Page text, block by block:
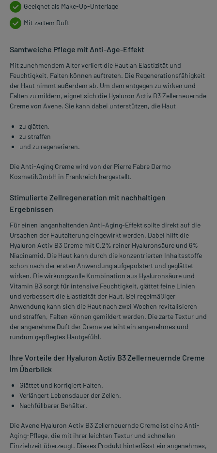
Geeignet als Make-Up-Unterlage
Mit zartem Duft
Samtweiche Pflege mit Anti-Age-Effekt
Mit zunehmendem Alter verliert die Haut an Elastizität und
Feuchtigkeit, Falten können auftreten. Die Regenerationsfähigkeit
der Haut nimmt außerdem ab. Um dem entgegen zu wirken und
Falten zu mildern, eignet sich die Hyaluron Activ B3 Zellerneuernde
Creme von Avene. Sie kann dabei unterstützen, die Haut
zu glätten,
zu straffen
und zu regenerieren.
Die Anti-Aging Creme wird von der Pierre Fabre Dermo
KosmetikGmbH in Frankreich hergestellt.
Stimulierte Zellregeneration mit nachhaltigen
Ergebnissen
Für einen langanhaltenden Anti-Aging-Effekt sollte direkt auf die
Ursachen der Hautalterung eingewirkt werden. Dabei hilft die
Hyaluron Activ B3 Creme mit 0,2% reiner Hyaluronsäure und 6%
Niacinamid. Die Haut kann durch die konzentrierten Inhaltsstoffe
schon nach der ersten Anwendung aufgepolstert und geglättet
wirken. Die wirkungsvolle Kombination aus Hyaluronsäure und
Vitamin B3 sorgt für intensive Feuchtigkeit, glättet feine Linien
und verbessert die Elastizität der Haut. Bei regelmäßiger
Anwendung kann sich die Haut nach zwei Wochen revitalisieren
und straffen, Falten können gemildert werden. Die zarte Textur und
der angenehme Duft der Creme verleiht ein angenehmes und
rundum gepflegtes Hautgefühl.
Ihre Vorteile der Hyaluron Activ B3 Zellerneuernde Creme
im Überblick
Glättet und korrigiert Falten.
Verlängert Lebensdauer der Zellen.
Nachfüllbarer Behälter.
Die Avene Hyaluron Activ B3 Zellerneuernde Creme ist eine Anti-
Aging-Pflege, die mit ihrer leichten Textur und schnellen
Einziehzeit überzeugt. Dieses Produkt hinterlässt ein angenehmes,